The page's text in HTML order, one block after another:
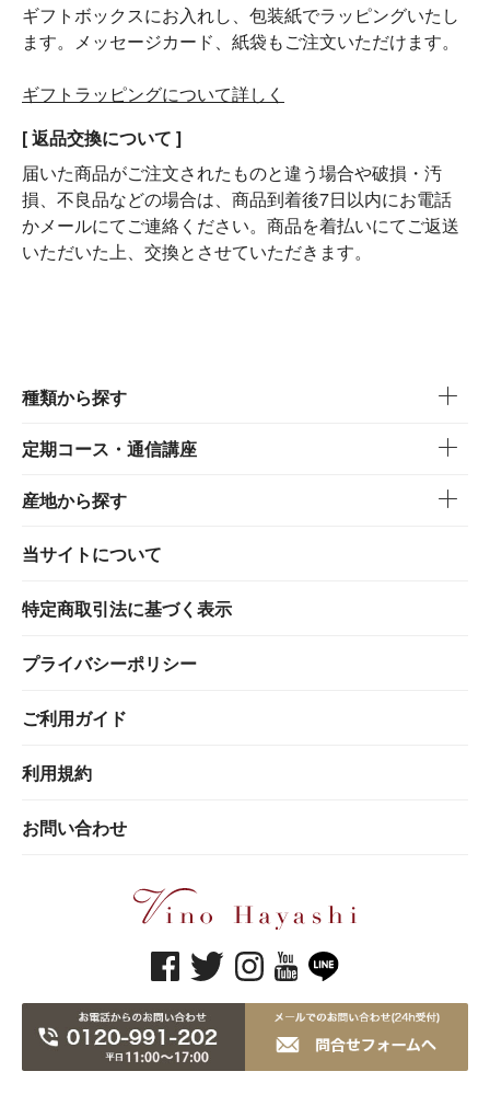
ギフトボックスにお入れし、包装紙でラッピングいたし
ます。メッセージカード、紙袋もご注文いただけます。
ギフトラッピングについて詳しく
[ 返品交換について ]
届いた商品がご注文されたものと違う場合や破損・汚
損、不良品などの場合は、商品到着後7日以内にお電話
かメールにてご連絡ください。商品を着払いにてご返送
いただいた上、交換とさせていただきます。
種類から探す
定期コース・通信講座
産地から探す
当サイトについて
特定商取引法に基づく表示
プライバシーポリシー
ご利用ガイド
利用規約
お問い合わせ